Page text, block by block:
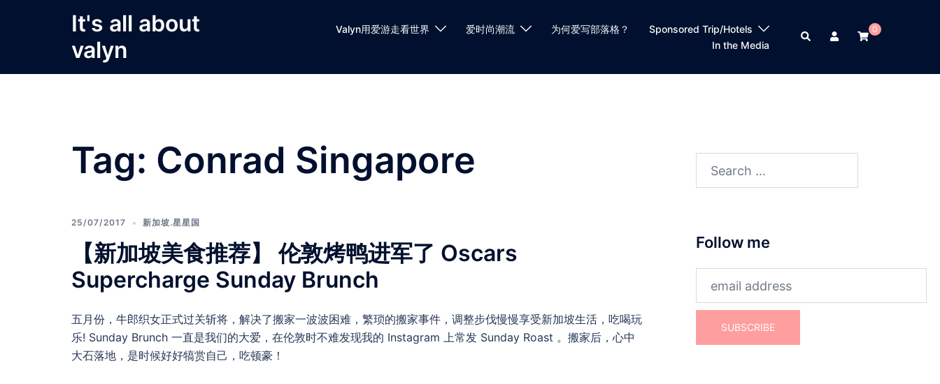
It's all about
valyn
Valyn用爱游走看世界 爱时尚潮流 为何爱写部落格？
Sponsored Trip/Hotels
In the Media
Search
0
Tag: Conrad Singapore
25/07/2017 新加坡.星星国
【新加坡美食推荐】 伦敦烤鸭进军了 Oscars
Supercharge Sunday Brunch
五月份，牛郎织女正式过关斩将，解决了搬家一波波困难，繁琐的搬家事件，调整步伐慢慢享受新加坡生活，吃喝玩
乐! Sunday Brunch 一直是我们的大爱，在伦敦时不难发现我的 Instagram 上常发 Sunday Roast 。搬家后，心中
大石落地，是时候好好犒赏自己，吃顿豪！
Search
Follow me